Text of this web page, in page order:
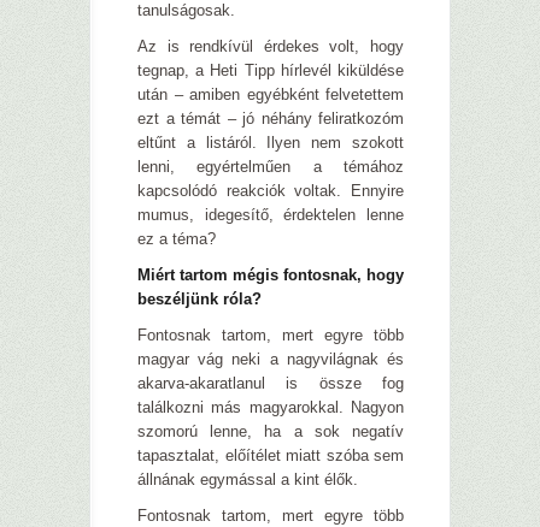
tanulságosak.
Az is rendkívül érdekes volt, hogy
tegnap, a Heti Tipp hírlevél kiküldése
után – amiben egyébként felvetettem
ezt a témát – jó néhány feliratkozóm
eltűnt a listáról. Ilyen nem szokott
lenni, egyértelműen a témához
kapcsolódó reakciók voltak. Ennyire
mumus, idegesítő, érdektelen lenne
ez a téma?
Miért tartom mégis fontosnak, hogy
beszéljünk róla?
Fontosnak tartom, mert egyre több
magyar vág neki a nagyvilágnak és
akarva-akaratlanul is össze fog
találkozni más magyarokkal. Nagyon
szomorú lenne, ha a sok negatív
tapasztalat, előítélet miatt szóba sem
állnának egymással a kint élők.
Fontosnak tartom, mert egyre több